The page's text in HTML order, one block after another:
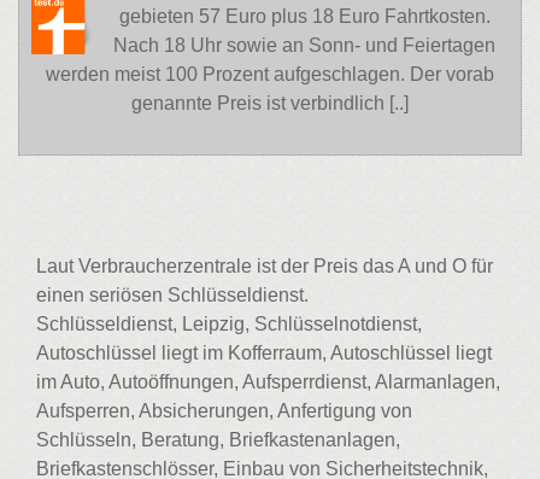
gebieten 57 Euro plus 18 Euro Fahrtkosten.
Nach 18 Uhr sowie an Sonn- und Feiertagen
werden meist 100 Prozent aufgeschlagen. Der vorab
genannte Preis ist verbindlich [..]
Laut Verbraucherzentrale ist der Preis das A und O für
einen seriösen Schlüsseldienst.
Schlüsseldienst, Leipzig, Schlüsselnotdienst,
Autoschlüssel liegt im Kofferraum, Autoschlüssel liegt
im Auto, Autoöffnungen, Aufsperrdienst, Alarmanlagen,
Aufsperren, Absicherungen, Anfertigung von
Schlüsseln, Beratung, Briefkastenanlagen,
Briefkastenschlösser, Einbau von Sicherheitstechnik,